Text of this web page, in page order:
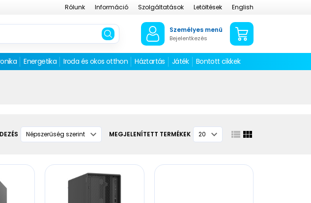
Rólunk Információ Szolgáltatások Letöltések English
Személyes menü
Bejelentkezés
Energetika Iroda és okos otthon Háztartás Játék Bontott cikkek
MEGJELENÍTETT TERMÉKEK